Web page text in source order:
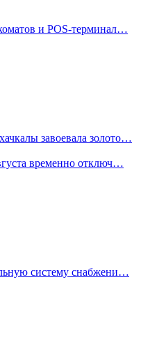
и POS-терминал…
завоевала золото…
временно отключ…
систему снабжени…